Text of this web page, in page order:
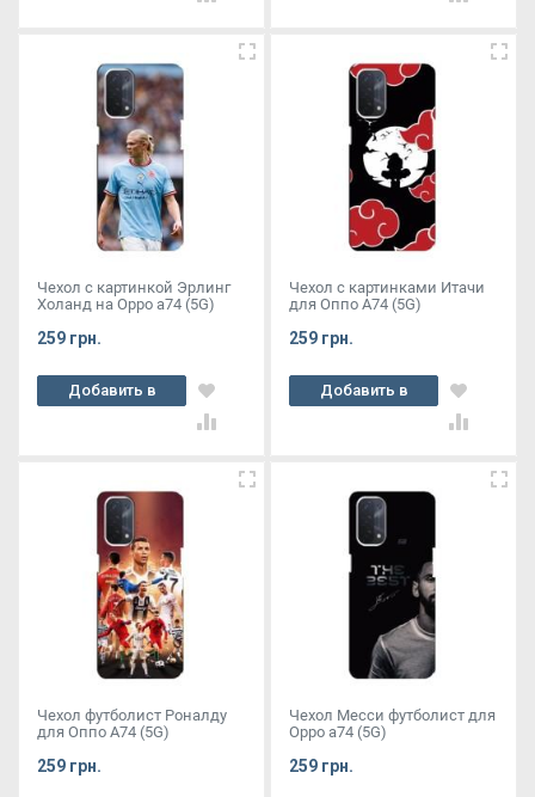
Чехол с картинкой Эрлинг
Холанд на Oppo a74 (5G)
259 грн.
Добавить в
корзину
Чехол с картинками Итачи
для Оппо А74 (5G)
259 грн.
Добавить в
корзину
Чехол футболист Роналду
для Оппо А74 (5G)
259 грн.
Чехол Месси футболист для
Oppo a74 (5G)
259 грн.